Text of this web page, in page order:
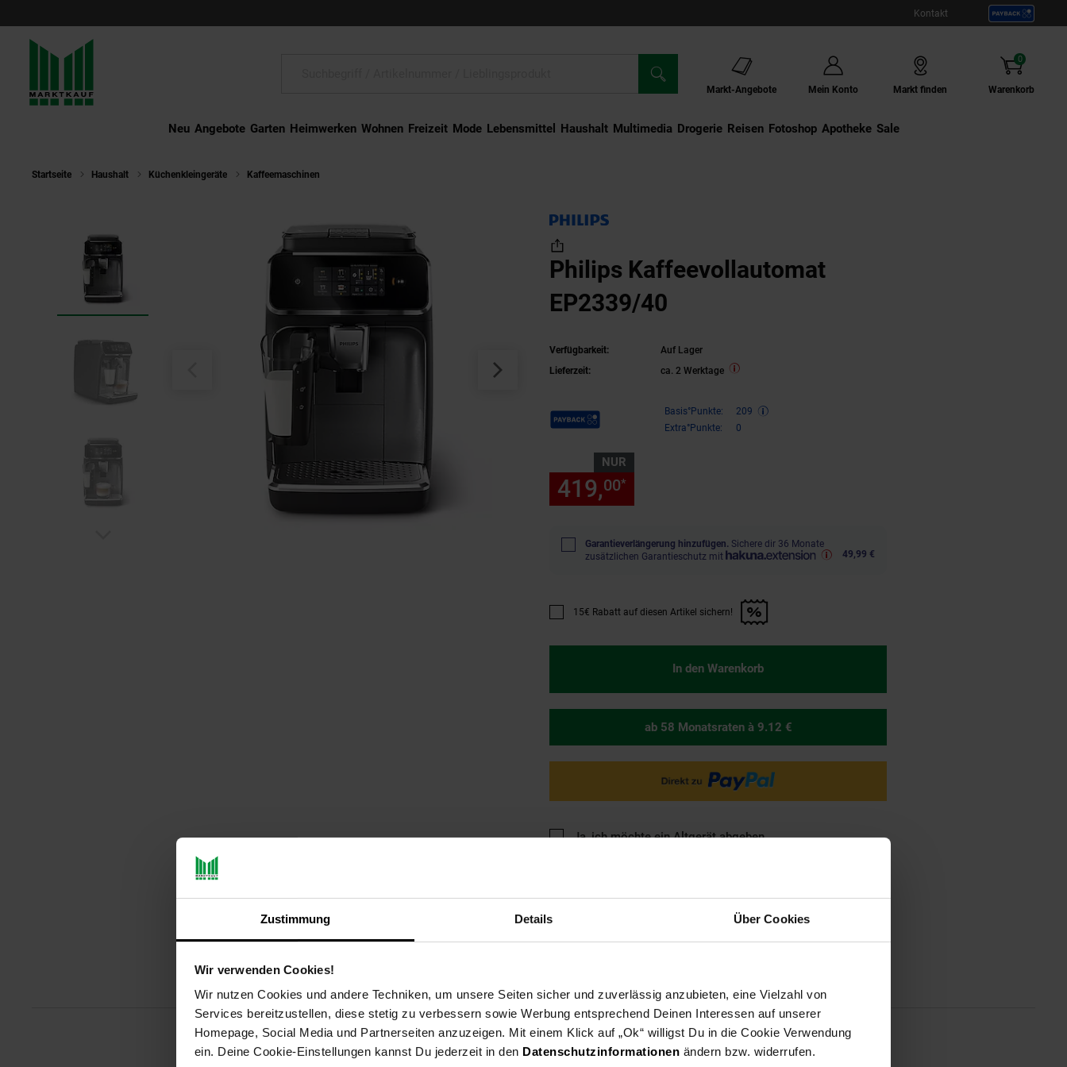
Zustimmung Details Über Cookies
Wir verwenden Cookies!
Wir nutzen Cookies und andere Techniken, um unsere Seiten sicher und zuverlässig anzubieten, eine Vielzahl von
Services bereitzustellen, diese stetig zu verbessern sowie Werbung entsprechend Deinen Interessen auf unserer
Homepage, Social Media und Partnerseiten anzuzeigen. Mit einem Klick auf „Ok“ willigst Du in die Cookie Verwendung
ein. Deine Cookie-Einstellungen kannst Du jederzeit in den Datenschutzinformationen ändern bzw. widerrufen.
Kontakt
Markt-Angebote Mein Konto Markt finden Warenkorb
0
Artikel
Neu Angebote Garten Heimwerken Wohnen Freizeit Mode Lebensmittel Haushalt Multimedia Drogerie Externer Link:
Reisen Externer Link:
Fotoshop Externer Link:
Apotheke Sale
Startseite Haushalt Küchenkleingeräte Kaffeemaschinen
Philips Kaffeevollautomat
EP2339/40
Verfügbarkeit:
Auf Lager
Lieferzeit:
ca. 2 Werktage
Payback Punkte Basis°Punkte:
209
Extra°Punkte:
0
NUR
419,00*
Garantieverlängerung hinzufügen. Sichere dir 36 Monate
zusätzlichen Garantieschutz mit
49,99 €
Promotion "15€ Rabatt auf diesen Artikel sichern!" anwenden
15€ Rabatt auf diesen Artikel sichern!
In den Warenkorb
ab 58 Monatsraten à 9.12 €
Ja, ich möchte ein Altgerät abgeben.
Bereiten Sie dank unserer branchenführenden SilentBrew Technologie mit Schallabschirmung und geräuscharmem Mahlwerk